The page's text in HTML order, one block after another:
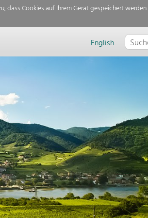
dass Cookies auf Ihrem Gerät gespeichert werden.
English